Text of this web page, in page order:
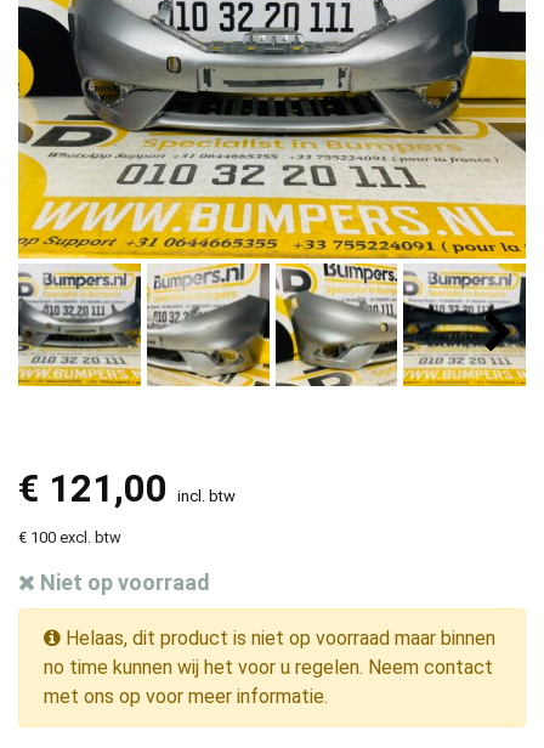
€ 121,00 incl. btw
€ 100 excl. btw
Niet op voorraad
Helaas, dit product is niet op voorraad maar binnen
no time kunnen wij het voor u regelen. Neem contact
met ons op voor meer informatie.